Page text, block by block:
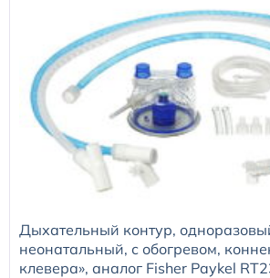
Дыхательный контур,
неонатальный, с обогревом,
клевера», аналог Fisher Paykel